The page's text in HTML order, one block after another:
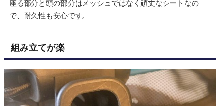
座る部分と頭の部分はメッシュではなく頑丈なシートなの
で、耐久性も安心です。
組み立てが楽